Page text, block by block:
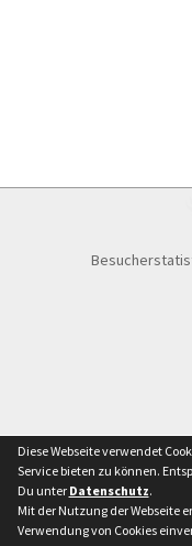
Diese Webseite verwendet
Service bieten zu können.
Du unter Datenschutz.
Mit der Nutzung der Webseite
Verwendung von Cookies